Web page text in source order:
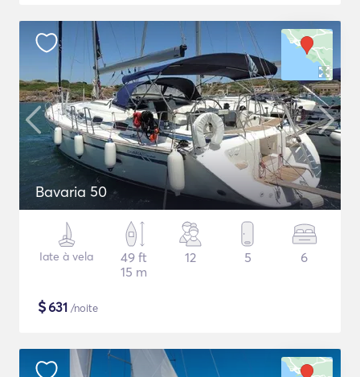
Bavaria 50
Iate à vela
49 ft
15 m
12 5 6
$631 /noite